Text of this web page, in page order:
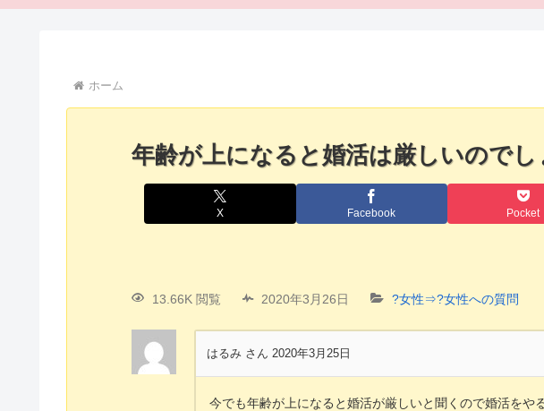
ホーム
年齢が上になると婚活は厳しいのでし
X Facebook Pocket
13.66K 閲覧 2020年3月26日 ?女性⇒?女性への質問
はるみ さん 2020年3月25日
今でも年齢が上になると婚活が厳しいと聞くので婚活をや